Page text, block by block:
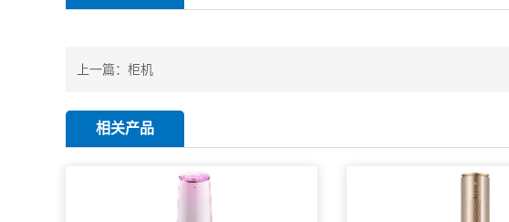
上一篇： 柜机
相关产品